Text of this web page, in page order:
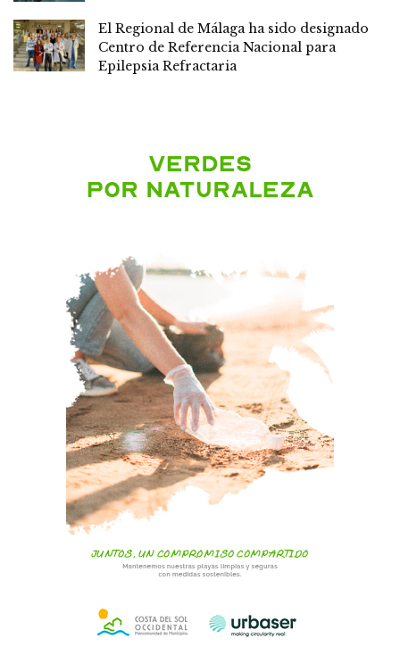
El Regional de Málaga ha sido designado
Centro de Referencia Nacional para
Epilepsia Refractaria